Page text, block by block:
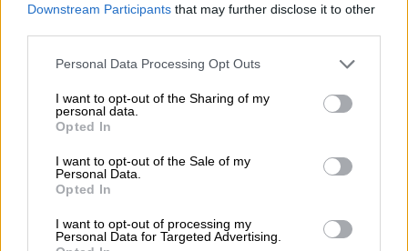
Downstream Participants that may further disclose it to other
Please note that this website/app uses one or more Google
not limited to your visit or usage behaviour. You may click to
grant or deny consent to Google and its third-party tags to
use your data for below specified purposes in below Google
consent section.
Personal Data Processing Opt Outs
I want to opt-out of the Sharing of my
personal data.
Opted In
I want to opt-out of the Sale of my
Personal Data.
Opted In
I want to opt-out of processing my
Personal Data for Targeted Advertising.